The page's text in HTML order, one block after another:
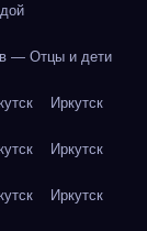
— Отцы и дети
Иркутск
Иркутск
Иркутск